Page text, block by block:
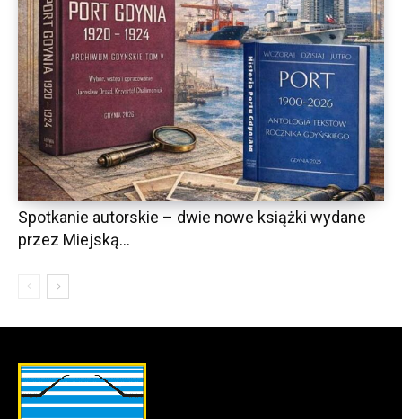
Spotkanie autorskie – dwie nowe książki wydane
przez Miejską...